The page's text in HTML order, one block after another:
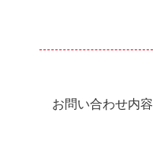
お問い合わせ内容